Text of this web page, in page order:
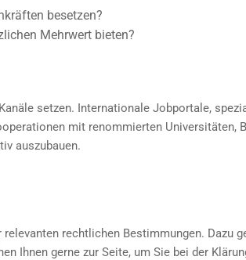
besetzen?
Mehrwert bieten?
setzen. Internationale Jobportale,
mit renommierten Universitäten,
auszubauen.
rechtlichen Bestimmungen. Dazu
Ihnen gerne zur Seite, um Sie bei der